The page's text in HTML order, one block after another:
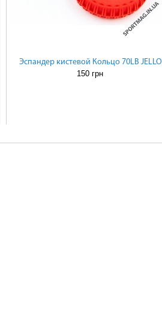
Эспандер кистевой Кольцо 70LB JELLO
150 грн